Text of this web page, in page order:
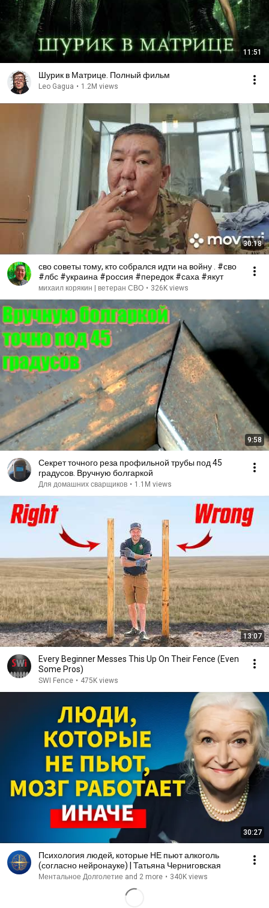
11:51
Шурик в Матрице. Полный фильм
Leo Gagua • 1.2M views
30:18
сво советы тому, кто собрался идти на войну . #сво
#лбс #украина #россия #передок #саха #якут
михаил корякин | ветеран СВО • 326K views
9:58
Секрет точного реза профильной трубы под 45
градусов. Вручную болгаркой
Для домашних сварщиков • 1.1M views
13:07
Every Beginner Messes This Up On Their Fence (Even
Some Pros)
SWI Fence • 475K views
30:27
Психология людей, которые НЕ пьют алкоголь
(согласно нейронауке) | Татьяна Черниговская
Ментальное Долголетие and 2 more • 340K views